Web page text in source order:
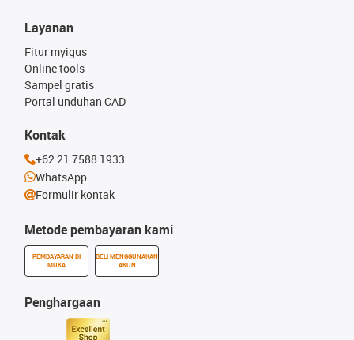
Metode pembayaran kami
PEMBAYARAN DI
MUKA
BELI MENGGUNAKAN
AKUN
Layanan
Fitur myigus
Online tools
Sampel gratis
Portal unduhan CAD
Penghargaan
Kontak
+62 21 7588 1933
WhatsApp
Formulir kontak